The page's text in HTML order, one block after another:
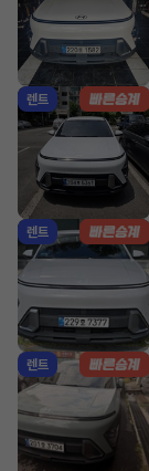
렌트
렌트
렌트